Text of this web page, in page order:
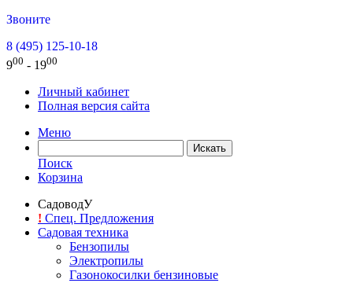
Звоните
8 (495) 125-10-18
900 - 1900
Личный кабинет
Полная версия сайта
Меню
Поиск
Корзина
СадоводУ
! Спец. Предложения
Садовая техника
Бензопилы
Электропилы
Газонокосилки бензиновые